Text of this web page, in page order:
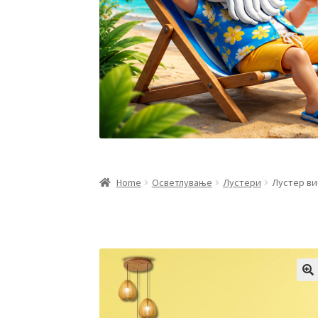
Home Осветлување Лустери Лустер